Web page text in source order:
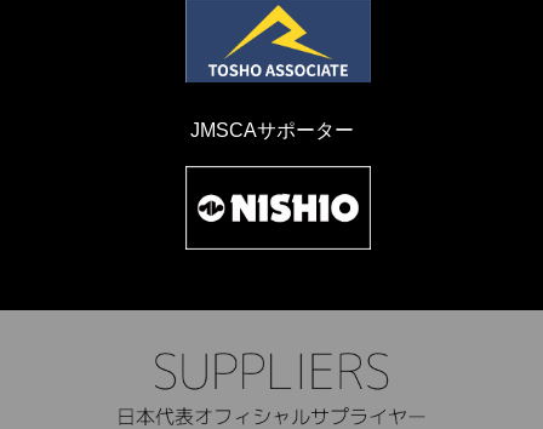
JMSCAサポーター